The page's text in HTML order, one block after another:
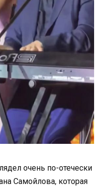
очень по-отечески
Самойлова, которая